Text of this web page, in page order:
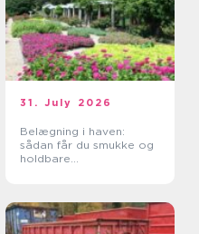
31. July 2026
Belægning i haven:
sådan får du smukke og
holdbare